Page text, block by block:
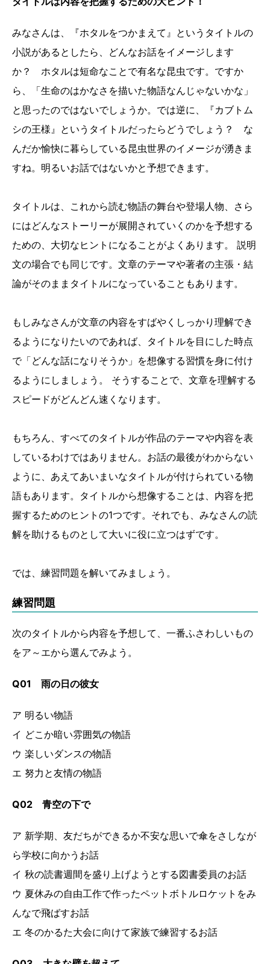
みなさんは、『ホタルをつかまえて』というタイトルの
小説があるとしたら、どんなお話をイメージします
か？ ホタルは短命なことで有名な昆虫です。ですか
ら、「生命のはかなさを描いた物語なんじゃないかな」
と思ったのではないでしょうか。では逆に、『カブトム
シの王様』というタイトルだったらどうでしょう？ な
んだか愉快に暮らしている昆虫世界のイメージが湧きま
すね。明るいお話ではないかと予想できます。
タイトルは、これから読む物語の舞台や登場人物、さら
にはどんなストーリーが展開されていくのかを予想する
ための、大切なヒントになることがよくあります。 説明
文の場合でも同じです。文章のテーマや著者の主張・結
論がそのままタイトルになっていることもあります。
もしみなさんが文章の内容をすばやくしっかり理解でき
るようになりたいのであれば、タイトルを目にした時点
で「どんな話になりそうか」を想像する習慣を身に付け
るようにしましょう。 そうすることで、文章を理解する
スピードがどんどん速くなります。
もちろん、すべてのタイトルが作品のテーマや内容を表
しているわけではありません。お話の最後がわからない
ように、あえてあいまいなタイトルが付けられている物
語もあります。タイトルから想像することは、内容を把
握するためのヒントの1つです。それでも、みなさんの読
解を助けるものとして大いに役に立つはずです。
では、練習問題を解いてみましょう。
練習問題
次のタイトルから内容を予想して、一番ふさわしいもの
をア～エから選んでみよう。
Q01 雨の日の彼女
ア 明るい物語
イ どこか暗い雰囲気の物語
ウ 楽しいダンスの物語
エ 努力と友情の物語
Q02 青空の下で
ア 新学期、友だちができるか不安な思いで傘をさしなが
ら学校に向かうお話
イ 秋の読書週間を盛り上げようとする図書委員のお話
ウ 夏休みの自由工作で作ったペットボトルロケットをみ
んなで飛ばすお話
エ 冬のかるた大会に向けて家族で練習するお話